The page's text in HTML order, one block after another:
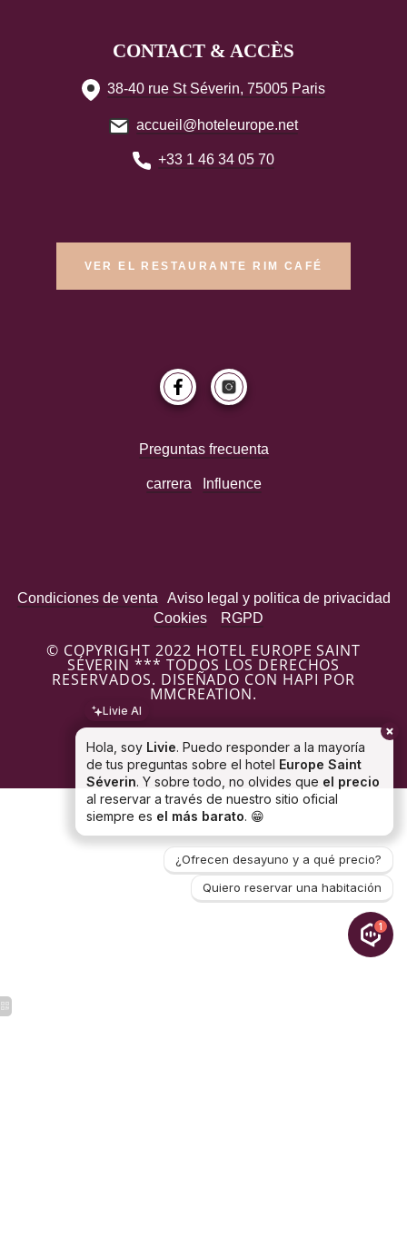
CONTACT & ACCÈS
38-40 rue St Séverin, 75005 Paris
accueil@hoteleurope.net
+33 1 46 34 05 70
VER EL RESTAURANTE RIM CAFÉ
Preguntas frecuenta
carrera Influence
Condiciones de venta
Aviso legal y politica de privacidad
Cookies
RGPD
© COPYRIGHT 2022 HOTEL EUROPE SAINT
SÉVERIN *** TODOS LOS DERECHOS
RESERVADOS. DISEÑADO CON HAPI POR
MMCREATION.
1
Hola, soy Livie. Puedo responder a la mayoría
de tus preguntas sobre el hotel Europe Saint
Séverin. Y sobre todo, no olvides que el precio
al reservar a través de nuestro sitio oficial
siempre es el más barato. 😁
Livie AI
¿Ofrecen desayuno y a qué precio?
Quiero reservar una habitación